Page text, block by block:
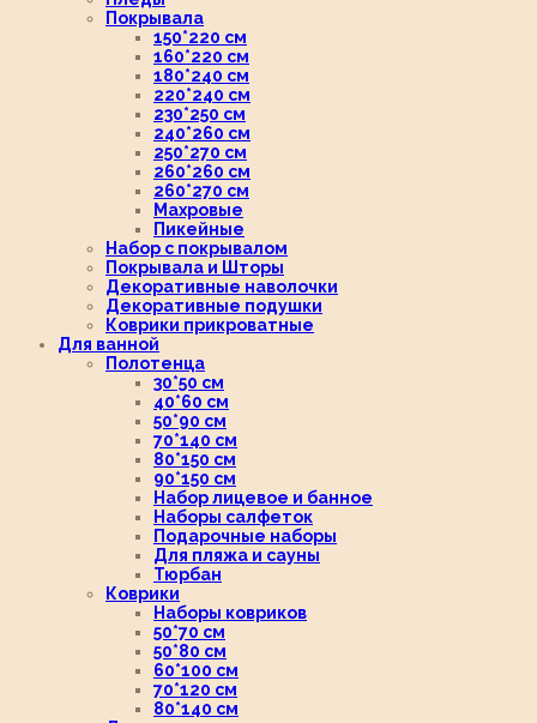
Покрывала
150*220 см
160*220 см
180*240 см
220*240 см
230*250 см
240*260 см
250*270 см
260*260 см
260*270 см
Махровые
Пикейные
Набор с покрывалом
Покрывала и Шторы
Декоративные наволочки
Декоративные подушки
Коврики прикроватные
Для ванной
Полотенца
30*50 см
40*60 см
50*90 см
70*140 см
80*150 см
90*150 см
Набор лицевое и банное
Наборы салфеток
Подарочные наборы
Для пляжа и сауны
Тюрбан
Коврики
Наборы ковриков
50*70 см
50*80 см
60*100 см
70*120 см
80*140 см